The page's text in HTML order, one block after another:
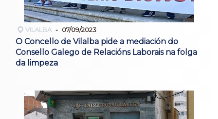
VILALBA 07/09/2023
O Concello de Vilalba pide a mediación do
Consello Galego de Relacións Laborais na folga
da limpeza